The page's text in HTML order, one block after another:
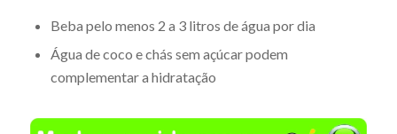
Beba pelo menos 2 a 3 litros de água por dia
Água de coco e chás sem açúcar podem
complementar a hidratação